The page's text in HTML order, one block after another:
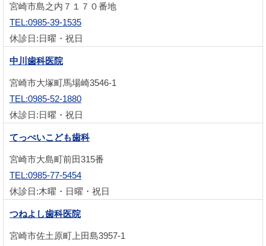
宮崎市島之内７１７０番地
TEL:0985-39-1535
休診日:日曜・祝日
中川歯科医院
宮崎市大塚町馬場崎3546-1
TEL:0985-52-1880
休診日:日曜・祝日
てっぺいこども歯科
宮崎市大島町前田315番
TEL:0985-77-5454
休診日:木曜・日曜・祝日
つねよし歯科医院
宮崎市佐土原町上田島3957-1